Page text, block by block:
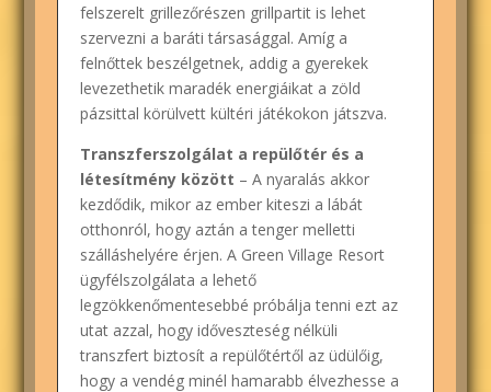
felszerelt grillezőrészen grillpartit is lehet
szervezni a baráti társasággal. Amíg a
felnőttek beszélgetnek, addig a gyerekek
levezethetik maradék energiáikat a zöld
pázsittal körülvett kültéri játékokon játszva.
Transzferszolgálat a repülőtér és a
létesítmény között – A nyaralás akkor
kezdődik, mikor az ember kiteszi a lábát
otthonról, hogy aztán a tenger melletti
szálláshelyére érjen. A Green Village Resort
ügyfélszolgálata a lehető
legzökkenőmentesebbé próbálja tenni ezt az
utat azzal, hogy időveszteség nélküli
transzfert biztosít a repülőtértől az üdülőig,
hogy a vendég minél hamarabb élvezhesse a